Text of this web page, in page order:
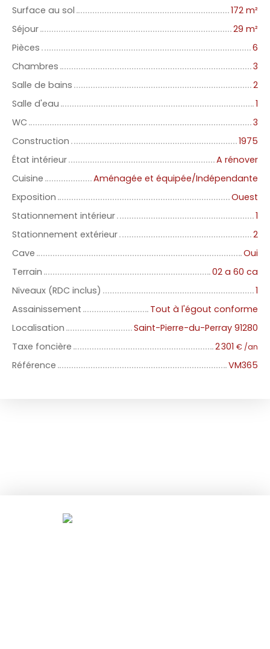
Surface au sol
172 m²
Séjour
29 m²
Pièces
6
Chambres
3
Salle de bains
2
Salle d'eau
1
WC
3
Construction
1975
État intérieur
A rénover
Cuisine
Aménagée et équipée/Indépendante
Exposition
Ouest
Stationnement intérieur
1
Stationnement extérieur
2
Cave
Oui
Terrain
02 a 60 ca
Niveaux (RDC inclus)
1
Assainissement
Tout à l'égout conforme
Localisation
Saint-Pierre-du-Perray 91280
Taxe foncière
2 301 € /an
Référence VM365